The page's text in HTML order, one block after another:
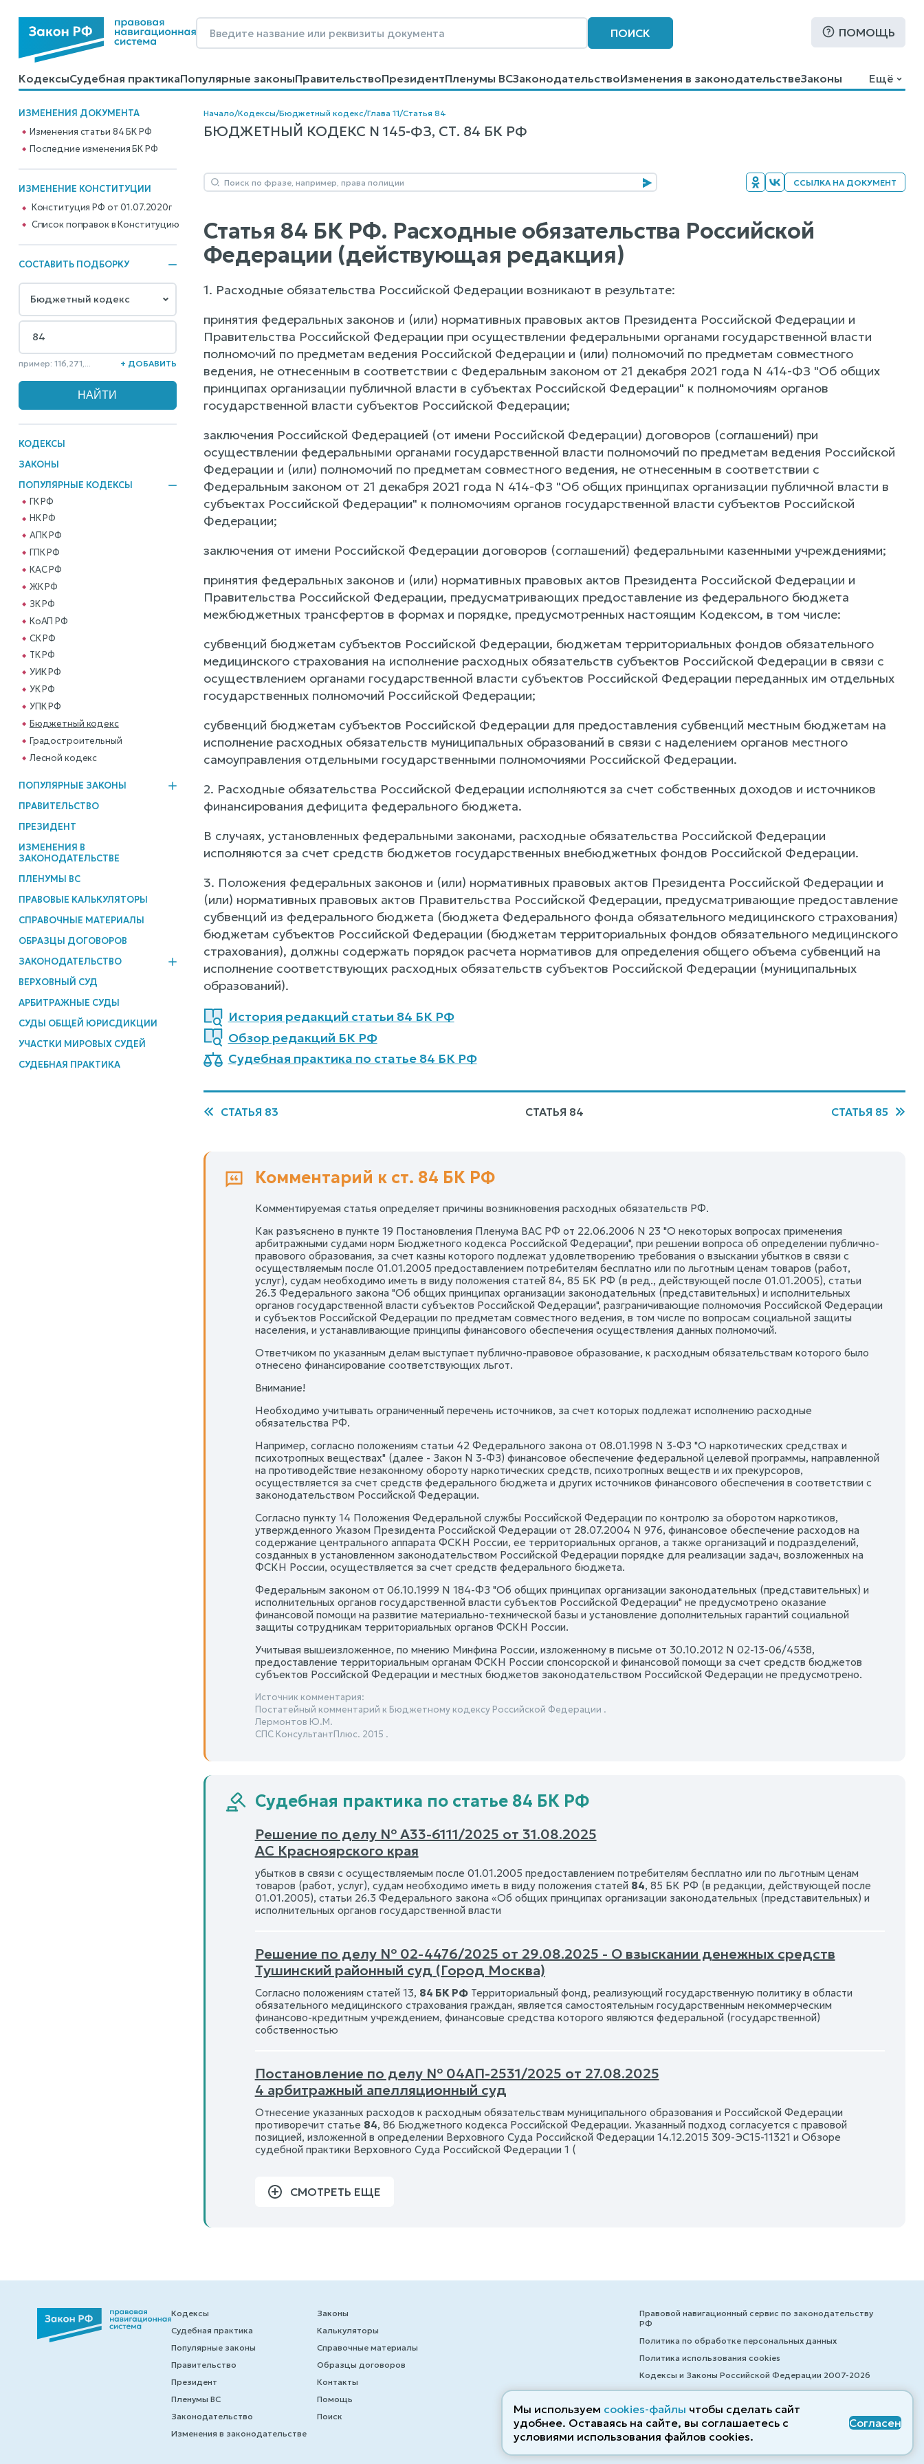
ПОИСК ПОМОЩЬ
КодексыСудебная практикаПопулярные законыПравительствоПрезидентПленумы ВСЗаконодательствоИзменения в законодательствеЗаконы
КалькуляторыСправочные материалыОбразцы договоровКонтактыПомощьПоиск
Ещё
ИЗМЕНЕНИЯ ДОКУМЕНТА
Изменения статьи 84 БК РФ
Последние изменения БК РФ
ИЗМЕНЕНИЕ КОНСТИТУЦИИ
Конституция РФ от 01.07.2020г
Cписок поправок в Конституцию
СОСТАВИТЬ ПОДБОРКУ
пример: 116,271,... + ДОБАВИТЬ
КОДЕКСЫ
ЗАКОНЫ
ПОПУЛЯРНЫЕ КОДЕКСЫ
ГК РФ
НК РФ
АПК РФ
ГПК РФ
КАС РФ
ЖК РФ
ЗК РФ
КоАП РФ
СК РФ
ТК РФ
УИК РФ
УК РФ
УПК РФ
Бюджетный кодекс
Градостроительный
Лесной кодекс
ПОПУЛЯРНЫЕ ЗАКОНЫ
ПРАВИТЕЛЬСТВО
ПРЕЗИДЕНТ
ИЗМЕНЕНИЯ В
ЗАКОНОДАТЕЛЬСТВЕ
ПЛЕНУМЫ ВС
ПРАВОВЫЕ КАЛЬКУЛЯТОРЫ
СПРАВОЧНЫЕ МАТЕРИАЛЫ
ОБРАЗЦЫ ДОГОВОРОВ
ЗАКОНОДАТЕЛЬСТВО
ВЕРХОВНЫЙ СУД
АРБИТРАЖНЫЕ СУДЫ
СУДЫ ОБЩЕЙ ЮРИСДИКЦИИ
УЧАСТКИ МИРОВЫХ СУДЕЙ
СУДЕБНАЯ ПРАКТИКА
Начало/Кодексы/Бюджетный кодекс/Глава 11/Статья 84
БЮДЖЕТНЫЙ КОДЕКС N 145-ФЗ, СТ. 84 БК РФ
ССЫЛКА НА ДОКУМЕНТ
Статья 84 БК РФ. Расходные обязательства Российской
Федерации (действующая редакция)
1. Расходные обязательства Российской Федерации возникают в результате:
принятия федеральных законов и (или) нормативных правовых актов Президента Российской Федерации и
Правительства Российской Федерации при осуществлении федеральными органами государственной власти
полномочий по предметам ведения Российской Федерации и (или) полномочий по предметам совместного
ведения, не отнесенным в соответствии с Федеральным законом от 21 декабря 2021 года N 414-ФЗ "Об общих
принципах организации публичной власти в субъектах Российской Федерации" к полномочиям органов
государственной власти субъектов Российской Федерации;
заключения Российской Федерацией (от имени Российской Федерации) договоров (соглашений) при
осуществлении федеральными органами государственной власти полномочий по предметам ведения Российской
Федерации и (или) полномочий по предметам совместного ведения, не отнесенным в соответствии с
Федеральным законом от 21 декабря 2021 года N 414-ФЗ "Об общих принципах организации публичной власти в
субъектах Российской Федерации" к полномочиям органов государственной власти субъектов Российской
Федерации;
заключения от имени Российской Федерации договоров (соглашений) федеральными казенными учреждениями;
принятия федеральных законов и (или) нормативных правовых актов Президента Российской Федерации и
Правительства Российской Федерации, предусматривающих предоставление из федерального бюджета
межбюджетных трансфертов в формах и порядке, предусмотренных настоящим Кодексом, в том числе:
субвенций бюджетам субъектов Российской Федерации, бюджетам территориальных фондов обязательного
медицинского страхования на исполнение расходных обязательств субъектов Российской Федерации в связи с
осуществлением органами государственной власти субъектов Российской Федерации переданных им отдельных
государственных полномочий Российской Федерации;
субвенций бюджетам субъектов Российской Федерации для предоставления субвенций местным бюджетам на
исполнение расходных обязательств муниципальных образований в связи с наделением органов местного
самоуправления отдельными государственными полномочиями Российской Федерации.
2. Расходные обязательства Российской Федерации исполняются за счет собственных доходов и источников
финансирования дефицита федерального бюджета.
В случаях, установленных федеральными законами, расходные обязательства Российской Федерации
исполняются за счет средств бюджетов государственных внебюджетных фондов Российской Федерации.
3. Положения федеральных законов и (или) нормативных правовых актов Президента Российской Федерации и
(или) нормативных правовых актов Правительства Российской Федерации, предусматривающие предоставление
субвенций из федерального бюджета (бюджета Федерального фонда обязательного медицинского страхования)
бюджетам субъектов Российской Федерации (бюджетам территориальных фондов обязательного медицинского
страхования), должны содержать порядок расчета нормативов для определения общего объема субвенций на
исполнение соответствующих расходных обязательств субъектов Российской Федерации (муниципальных
образований).
История редакций статьи 84 БК РФ
Обзор редакций БК РФ
Судебная практика по статье 84 БК РФ
СТАТЬЯ 83 СТАТЬЯ 84 СТАТЬЯ 85
Комментарий к ст. 84 БК РФ
Комментируемая статья определяет причины возникновения расходных обязательств РФ.
Как разъяснено в пункте 19 Постановления Пленума ВАС РФ от 22.06.2006 N 23 "О некоторых вопросах применения
арбитражными судами норм Бюджетного кодекса Российской Федерации", при решении вопроса об определении публично-
правового образования, за счет казны которого подлежат удовлетворению требования о взыскании убытков в связи с
осуществляемым после 01.01.2005 предоставлением потребителям бесплатно или по льготным ценам товаров (работ,
услуг), судам необходимо иметь в виду положения статей 84, 85 БК РФ (в ред., действующей после 01.01.2005), статьи
26.3 Федерального закона "Об общих принципах организации законодательных (представительных) и исполнительных
органов государственной власти субъектов Российской Федерации", разграничивающие полномочия Российской Федерации
и субъектов Российской Федерации по предметам совместного ведения, в том числе по вопросам социальной защиты
населения, и устанавливающие принципы финансового обеспечения осуществления данных полномочий.
Ответчиком по указанным делам выступает публично-правовое образование, к расходным обязательствам которого было
отнесено финансирование соответствующих льгот.
Внимание!
Необходимо учитывать ограниченный перечень источников, за счет которых подлежат исполнению расходные
обязательства РФ.
Например, согласно положениям статьи 42 Федерального закона от 08.01.1998 N 3-ФЗ "О наркотических средствах и
психотропных веществах" (далее - Закон N 3-ФЗ) финансовое обеспечение федеральной целевой программы, направленной
на противодействие незаконному обороту наркотических средств, психотропных веществ и их прекурсоров,
осуществляется за счет средств федерального бюджета и других источников финансового обеспечения в соответствии с
законодательством Российской Федерации.
Согласно пункту 14 Положения Федеральной службы Российской Федерации по контролю за оборотом наркотиков,
утвержденного Указом Президента Российской Федерации от 28.07.2004 N 976, финансовое обеспечение расходов на
содержание центрального аппарата ФСКН России, ее территориальных органов, а также организаций и подразделений,
созданных в установленном законодательством Российской Федерации порядке для реализации задач, возложенных на
ФСКН России, осуществляется за счет средств федерального бюджета.
Федеральным законом от 06.10.1999 N 184-ФЗ "Об общих принципах организации законодательных (представительных) и
исполнительных органов государственной власти субъектов Российской Федерации" не предусмотрено оказание
финансовой помощи на развитие материально-технической базы и установление дополнительных гарантий социальной
защиты сотрудникам территориальных органов ФСКН России.
Учитывая вышеизложенное, по мнению Минфина России, изложенному в письме от 30.10.2012 N 02-13-06/4538,
предоставление территориальным органам ФСКН России спонсорской и финансовой помощи за счет средств бюджетов
субъектов Российской Федерации и местных бюджетов законодательством Российской Федерации не предусмотрено.
Источник комментария:
Постатейный комментарий к Бюджетному кодексу Российской Федерации .
Лермонтов Ю.М.
СПС КонсультантПлюс. 2015 .
Судебная практика по статье 84 БК РФ
Решение по делу № А33-6111/2025 от 31.08.2025
АС Красноярского края
убытков в связи с осуществляемым после 01.01.2005 предоставлением потребителям бесплатно или по льготным ценам
товаров (работ, услуг), судам необходимо иметь в виду положения статей 84, 85 БК РФ (в редакции, действующей после
01.01.2005), статьи 26.3 Федерального закона «Об общих принципах организации законодательных (представительных) и
исполнительных органов государственной власти
Решение по делу № 02-4476/2025 от 29.08.2025 - О взыскании денежных средств
Тушинский районный суд (Город Москва)
Согласно положениям статей 13, 84 БК РФТерриториальный фонд, реализующий государственную политику в области
обязательного медицинского страхования граждан, является самостоятельным государственным некоммерческим
финансово-кредитным учреждением, финансовые средства которого являются федеральной (государственной)
собственностью
Постановление по делу № 04АП-2531/2025 от 27.08.2025
4 арбитражный апелляционный суд
Отнесение указанных расходов к расходным обязательствам муниципального образования и Российской Федерации
противоречит статье 84, 86 Бюджетного кодекса Российской Федерации. Указанный подход согласуется с правовой
позицией, изложенной в определении Верховного Суда Российской Федерации 14.12.2015 309-ЭС15-11321 и Обзоре
судебной практики Верховного Суда Российской Федерации 1 (
СМОТРЕТЬ ЕЩЕ
Кодексы
Судебная практика
Популярные законы
Правительство
Президент
Пленумы ВС
Законодательство
Изменения в законодательстве
Законы
Калькуляторы
Справочные материалы
Образцы договоров
Контакты
Помощь
Поиск
Правовой навигационный сервис по законодательству
РФ
Политика по обработке персональных данных
Политика использования cookies
Кодексы и Законы Российской Федерации 2007-2026
© ZAKONRF.INFO
Мы используем cookies-файлы чтобы сделать сайт
удобнее. Оставаясь на сайте, вы соглашаетесь с
условиями использования файлов cооkies.
Согласен